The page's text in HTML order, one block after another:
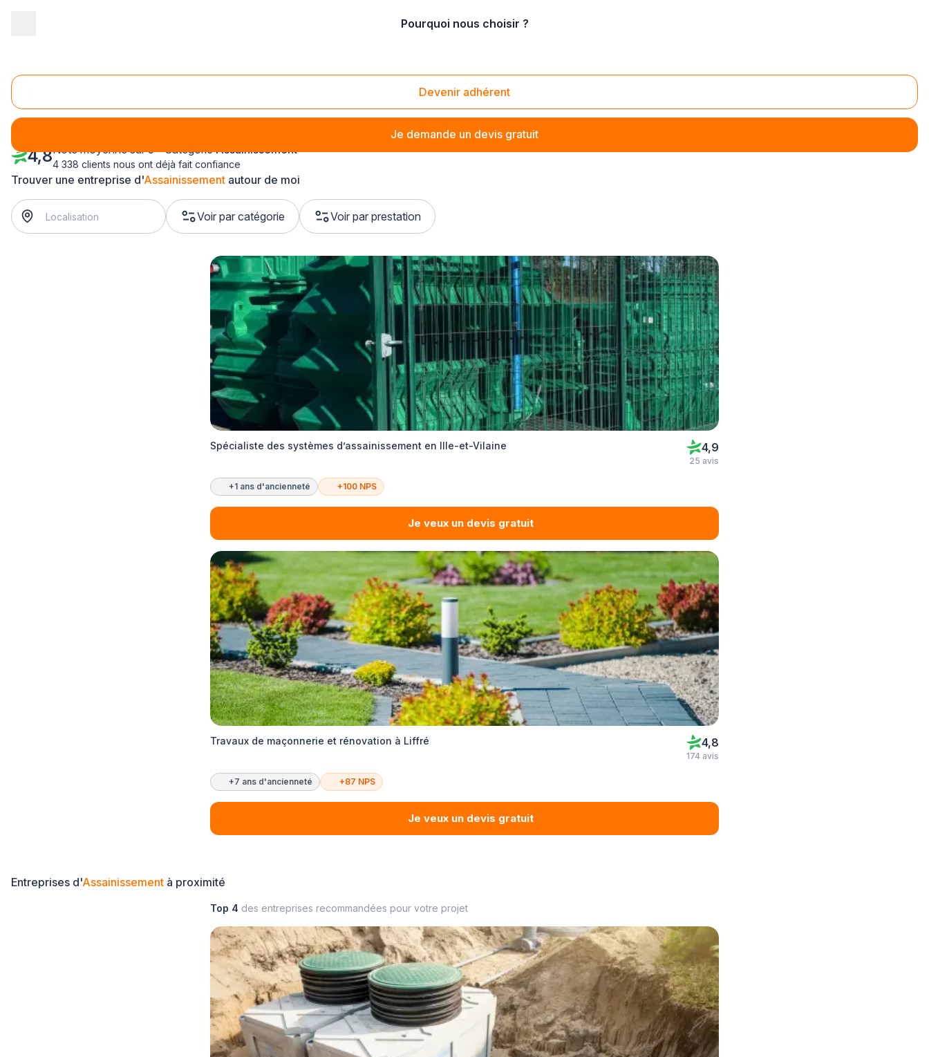
Pourquoi nous choisir ?
Devenir adhérent
Je demande un devis gratuit
Assainissement Liffré (35340)
Trouver une entreprise d'Assainissement autour de moi
Voir par catégorie Voir par prestation
4,8Note moyenne sur 5 - CatégorieAssainissement
4 338 clients nous ont déjà fait confiance
Spécialiste des systèmes d’assainissement en Ille-et-Vilaine 4,9
25 avis
+1 ans d'ancienneté +100 NPS
Je veux un devis gratuit
Travaux de maçonnerie et rénovation à Liffré 4,8
174 avis
+7 ans d'ancienneté +87 NPS
Je veux un devis gratuit
Entreprises d'Assainissement à proximité
Top 4 des entreprises recommandées pour votre projet